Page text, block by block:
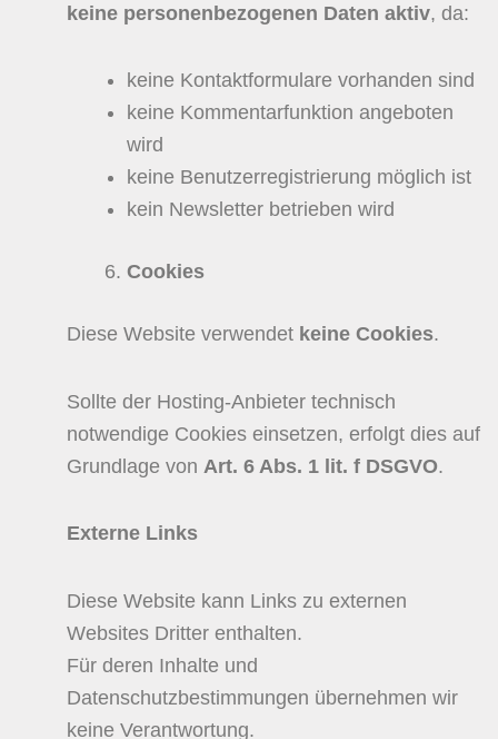
keine personenbezogenen Daten aktiv, da:
keine Kontaktformulare vorhanden sind
keine Kommentarfunktion angeboten
wird
keine Benutzerregistrierung möglich ist
kein Newsletter betrieben wird
Cookies
Diese Website verwendet keine Cookies.
Sollte der Hosting-Anbieter technisch
notwendige Cookies einsetzen, erfolgt dies auf
Grundlage von Art. 6 Abs. 1 lit. f DSGVO.
Externe Links
Diese Website kann Links zu externen
Websites Dritter enthalten.
Für deren Inhalte und
Datenschutzbestimmungen übernehmen wir
keine Verantwortung.